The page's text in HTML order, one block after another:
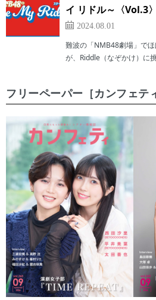
イ リドル～〈Vol.3〉
2024.08.01
難波の「NMB48劇場」で
が、Riddle（なぞかけ）に
フリーペーパー［カンフェテ